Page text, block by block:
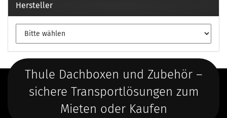
Hersteller
Thule Dachboxen und Zubehör –
sichere Transportlösungen zum
Mieten oder Kaufen